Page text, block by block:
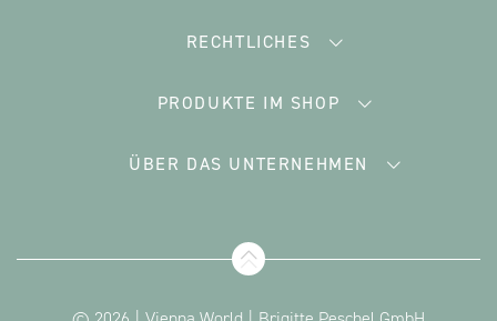
RECHTLICHES
PRODUKTE IM SHOP
ÜBER DAS UNTERNEHMEN